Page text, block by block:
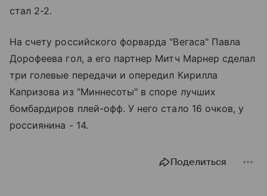
стал 2-2.
На счету российского форварда "Вегаса" Павла
Дорофеева гол, а его партнер Митч Марнер сделал
три голевые передачи и опередил Кирилла
Капризова из "Миннесоты" в споре лучших
бомбардиров плей-офф. У него стало 16 очков, у
россиянина - 14.
Поделиться